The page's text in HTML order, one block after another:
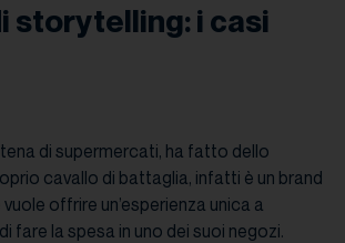
storytelling: i casi
di supermercati, ha fatto dello
cavallo di battaglia, infatti è un brand
offrire un’esperienza unica a
fare la spesa in uno dei suoi negozi.